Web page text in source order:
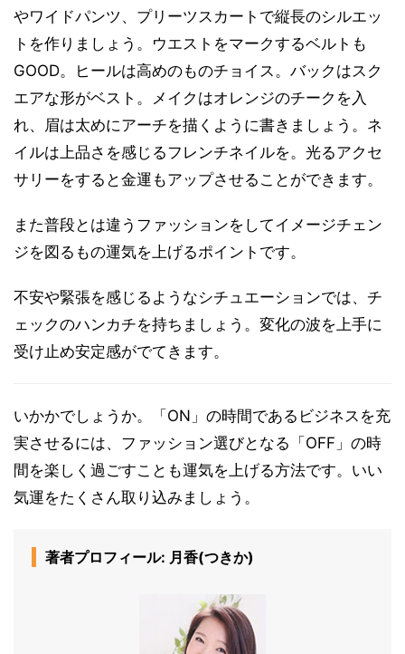
やワイドパンツ、プリーツスカートで縦長のシルエッ
トを作りましょう。ウエストをマークするベルトも
GOOD。ヒールは高めのものチョイス。バックはスク
エアな形がベスト。メイクはオレンジのチークを入
れ、眉は太めにアーチを描くように書きましょう。ネ
イルは上品さを感じるフレンチネイルを。光るアクセ
サリーをすると金運もアップさせることができます。
また普段とは違うファッションをしてイメージチェン
ジを図るもの運気を上げるポイントです。
不安や緊張を感じるようなシチュエーションでは、チ
ェックのハンカチを持ちましょう。変化の波を上手に
受け止め安定感がでてきます。
いかかでしょうか。「ON」の時間であるビジネスを充
実させるには、ファッション選びとなる「OFF」の時
間を楽しく過ごすことも運気を上げる方法です。いい
気運をたくさん取り込みましょう。
著者プロフィール: 月香(つきか)